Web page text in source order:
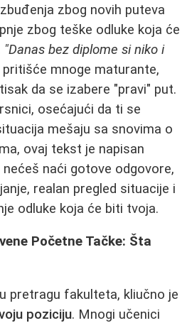
zbog novih puteva
zbog teške odluke koja će
"Danas bez diplome si niko i
mnoge maturante,
da se izabere "pravi" put.
osećajući da ti se
mešaju sa snovima o
ovaj tekst je napisan
naći gotove odgovore,
realan pregled situacije i
odluke koja će biti tvoja.
Početne Tačke: Šta
pretragu fakulteta, kliučno je
poziciju. Mnogi učenici